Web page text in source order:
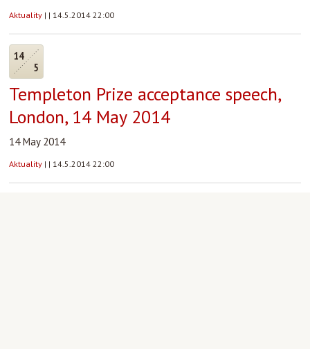
Aktuality | | 14.5.2014 22:00
14
5
Templeton Prize acceptance speech,
London, 14 May 2014
14 May 2014
Aktuality | | 14.5.2014 22:00